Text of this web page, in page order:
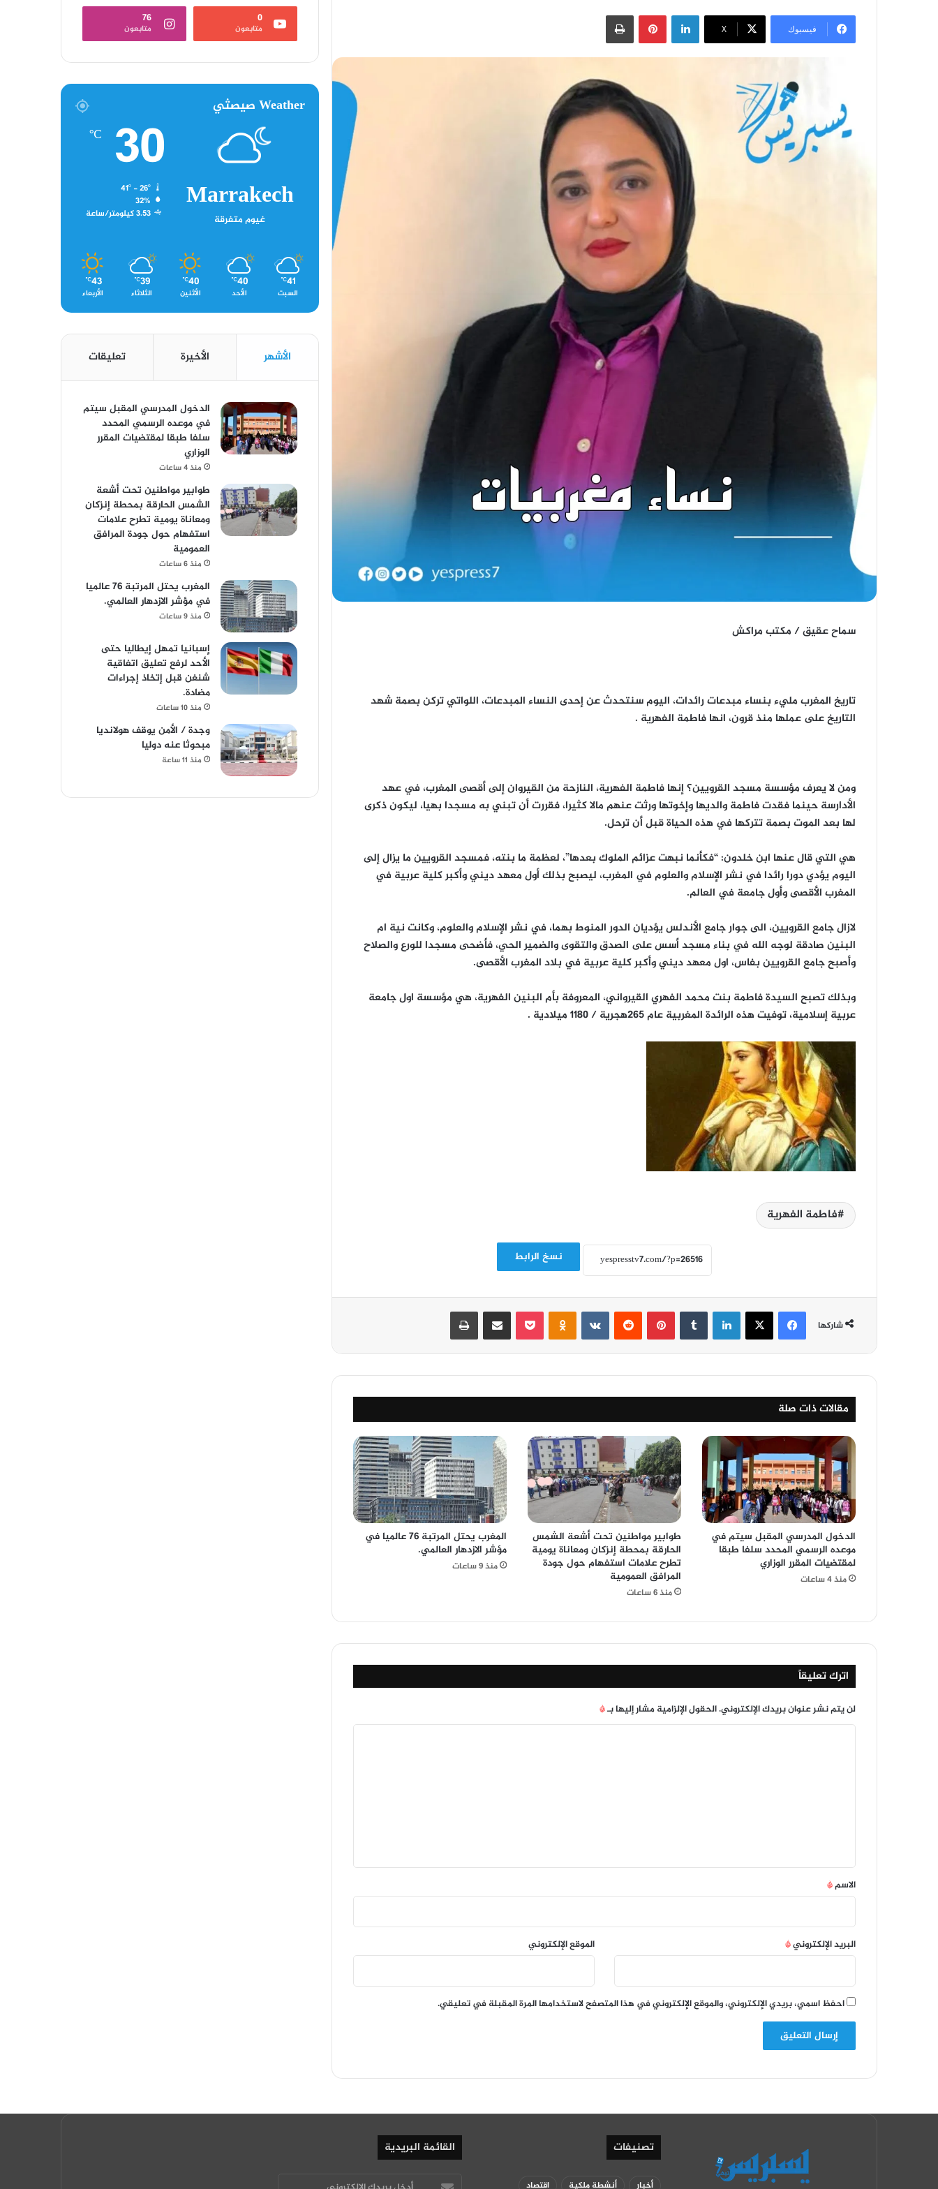
فيسبوك ‫X
لينكدإن بينتيريست
سماح عقيق / مكتب مراكش
تاريخ المغرب مليء بنساء مبدعات رائدات، اليوم سنتحدث عن إحدى النساء المبدعات، اللواتي تركن بصمة شهد
التاريخ على عملها منذ قرون، انها فاطمة الفهرية .
ومن لا يعرف مؤسسة مسجد القرويين؟ إنها فاطمة الفهرية، النازحة من القيروان إلى أقصى المغرب، في عهد
الأدارسة حينما فقدت فاطمة والديها وإخوتها ورثت عنهم مالا كثيرا، فقررت أن تبني به مسجدا بهيا، ليكون ذكرى
لها بعد الموت بصمة تتركها في هذه الحياة قبل أن ترحل.
هي التي قال عنها ابن خلدون: “فكأنما نبهت عزائم الملوك بعدها”، لعظمة ما بنته، فمسجد القرويين ما يزال إلى
اليوم يؤدي دورا رائدا في نشر الإسلام والعلوم في المغرب، ليصبح بذلك أول معهد ديني وأكبر كلية عربية في
المغرب الأقصى وأول جامعة في العالم.
لازال جامع القرويين، الى جوار جامع الأندلس يؤديان الدور المنوط بهما، في نشر الإسلام والعلوم، وكانت نية ام
البنين صادقة لوجه الله في بناء مسجد أسس على الصدق والتقوى والضمير الحي، فأضحى مسجدا للورع والصلاح
وأصبح جامع القرويين بفاس، اول معهد ديني وأكبر كلية عربية في بلاد المغرب الأقصى.
وبذلك تصبح السيدة فاطمة بنت محمد الفهري القيرواني، المعروفة بأم البنين الفهرية، هي مؤسسة اول جامعة
عربية إسلامية، توفيت هذه الرائدة المغربية عام 265هجرية / 1180 ميلادية .
فاطمة الفهرية
نسخ الرابط
شاركها
فيسبوك ‫X لينكدإن بينتيريست مشاركة عبر البريد
مقالات ذات صلة
الدخول المدرسي المقبل سیتم في
موعده الرسمي المحدد سلفا طبقا
لمقتضیات المقرر الوزاري
منذ 4 ساعات
طوابير مواطنين تحت أشعة الشمس
الحارقة بمحطة إنزكان ومعاناة يومية
تطرح علامات استفهام حول جودة
المرافق العمومية
منذ 6 ساعات
المغرب يحتل المرتبة 76 عالميا في
مؤشر الازدهار العالمي.
منذ 9 ساعات
اترك تعليقاً
لن يتم نشر عنوان بريدك الإلكتروني.الحقول الإلزامية مشار إليها بـ*
*
الاسم*
البريد الإلكتروني* الموقع الإلكتروني
احفظ اسمي، بريدي الإلكتروني، والموقع الإلكتروني في هذا المتصفح لاستخدامها المرة المقبلة في تعليقي.
0
متابعون
76
متابعون
Weather صيصثي
Marrakech
غيوم متفرقة
30
℃
41º - 26º
32%
3.53 كيلومتر/ساعة
41
℃
السبت
40
℃
الأحد
40
℃
الأثنين
39
℃
الثلاثاء
43
℃
الأربعاء
الأشهر الأخيرة تعليقات
الدخول المدرسي المقبل سیتم
في موعده الرسمي المحدد
سلفا طبقا لمقتضیات المقرر
الوزاري
منذ 4 ساعات
طوابير مواطنين تحت أشعة
الشمس الحارقة بمحطة إنزكان
ومعاناة يومية تطرح علامات
استفهام حول جودة المرافق
العمومية
منذ 6 ساعات
المغرب يحتل المرتبة 76 عالميا
في مؤشر الازدهار العالمي.
منذ 9 ساعات
إسبانيا تمهل إيطاليا حتى
الأحد لرفع تعليق اتفاقية
شنغن قبل إتخاذ إجراءات
مضادة.
منذ 10 ساعات
وجدة / الأمن يوقف هولانديا
مبحوثا عنه دوليا
منذ 11 ساعة
تصنيفات
أخبار أنشطة ملكية اقتصاد
القائمة البريدية
أدخل